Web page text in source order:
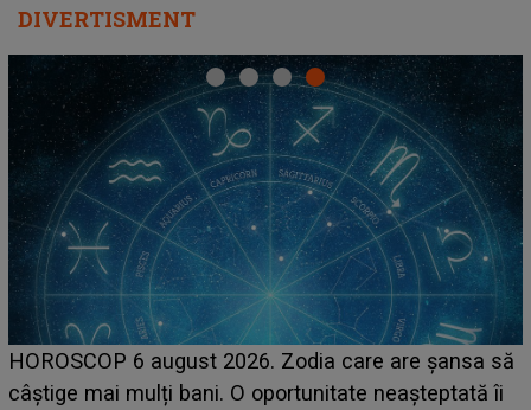
DIVERTISMENT
HOROSCOP 6 august 2026. Zodia care are șansa să
câștige mai mulți bani. O oportunitate neașteptată îi